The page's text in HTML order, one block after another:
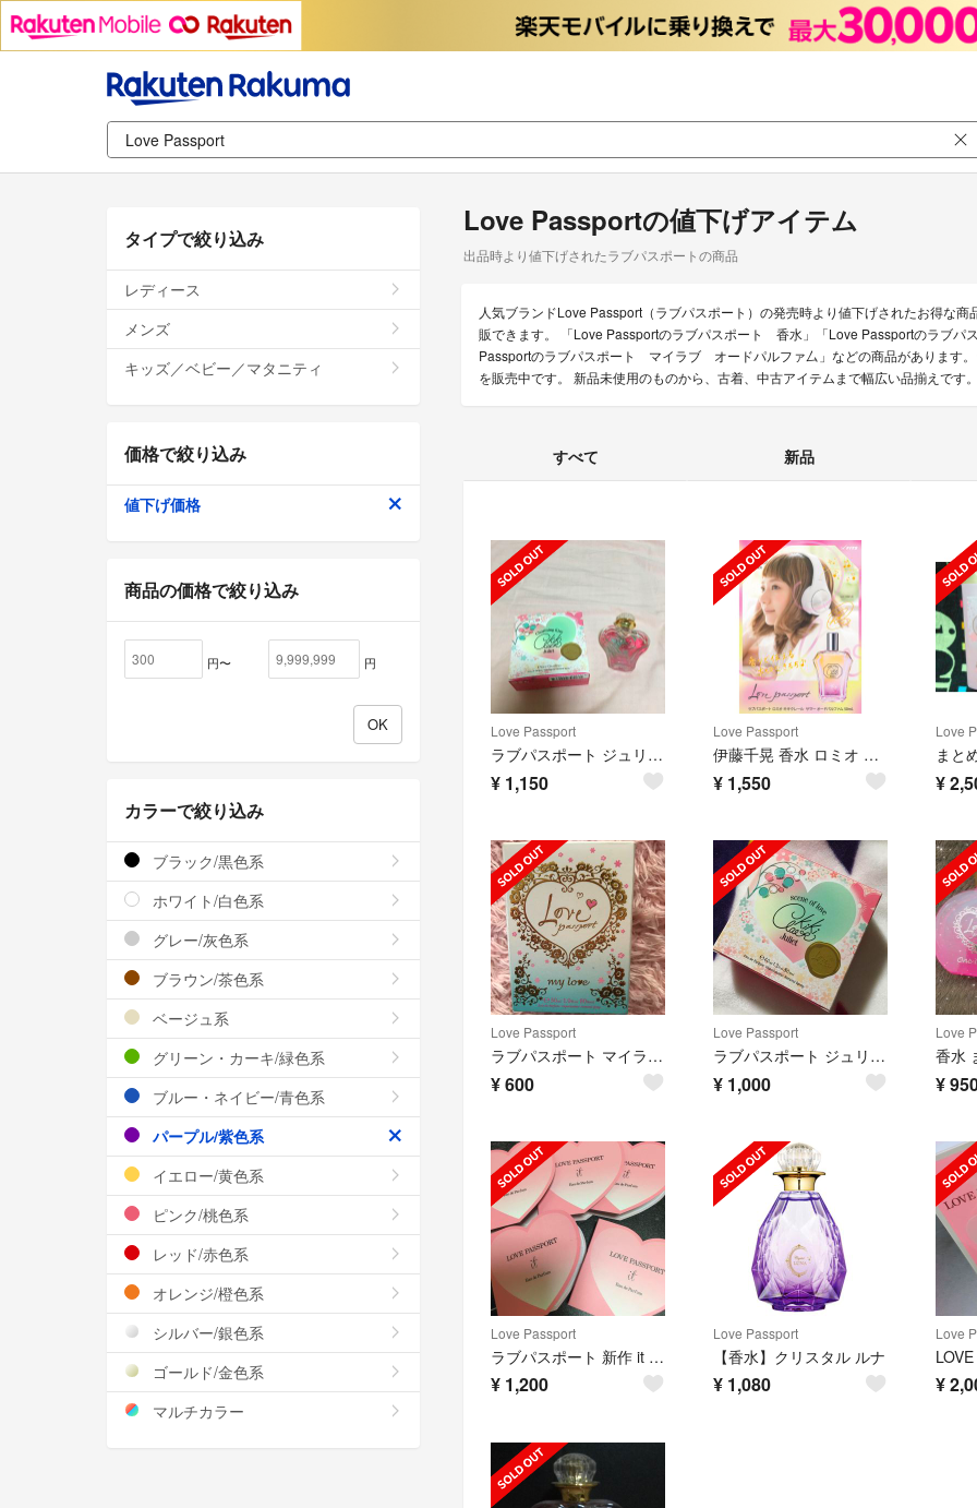
Love Passportの値下げアイテム
出品時より値下げされたラブパスポートの商品
人気ブランドLove Passport（ラブパスポート）の発売時より値下げされたお得な
販できます。 「Love Passportのラブパスポート 香水」「Love Passportのラブパ
Passportのラブパスポート マイラブ オードパルファ厶」などの商品があります
を販売中です。 新品未使用のものから、古着、中古アイテムまで幅広い品揃えです。
すべて 新品
Love Passport
ラブパスポート ジュリエットキキクレールオードパルファム
¥ 1,150
Love Passport
伊藤千晃 香水 ロミオ キキ クレール サマー オードパルファム ラブパスポート
¥ 1,550
Love
¥
Love Passport
ラブパスポート マイラブ オードパルファム
¥600
Love Passport
ラブパスポート ジュリエットキキクレール 香水
¥ 1,000
Love
¥
Love Passport
ラブパスポート 新作 it オードパルフォム
¥ 1,200
Love Passport
【香水】クリスタル ルナ
¥ 1,080
Love
¥
タイプで絞り込み
レディース
メンズ
キッズ／ベビー／マタニティ
価格で絞り込み
値下げ価格
商品の価格で絞り込み
円〜 円
カラーで絞り込み
ブラック/黒色系
ホワイト/白色系
グレー/灰色系
ブラウン/茶色系
ベージュ系
グリーン・カーキ/緑色系
ブルー・ネイビー/青色系
パープル/紫色系
イエロー/黄色系
ピンク/桃色系
レッド/赤色系
オレンジ/橙色系
シルバー/銀色系
ゴールド/金色系
マルチカラー